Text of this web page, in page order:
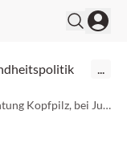
...
Achtung Kopfpilz, bei Jung und Alt!